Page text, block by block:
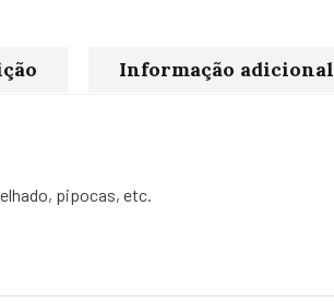
Informação adicional
pipocas, etc.